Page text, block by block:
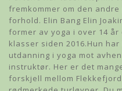
fremkommer om den
forhold. Elin Bang Elin
former av yoga i over 14
klasser siden 2016.Hun
utdanning i yoga mot
instruktør. Her er det
forskjell mellom